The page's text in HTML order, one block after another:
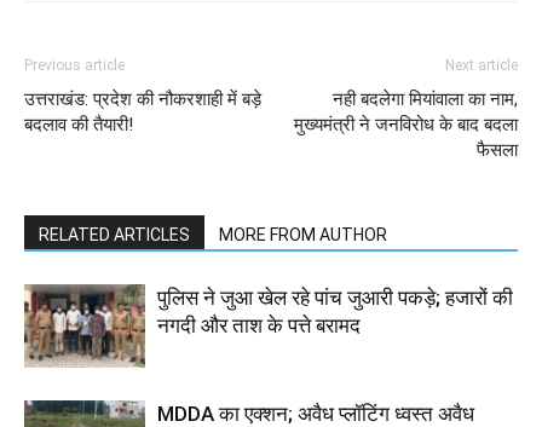
Previous article
उत्तराखंड: प्रदेश की नौकरशाही में बड़े
बदलाव की तैयारी!
Next article
नही बदलेगा मियांवाला का नाम,
मुख्यमंत्री ने जनविरोध के बाद बदला
फैसला
RELATED ARTICLES MORE FROM AUTHOR
पुलिस ने जुआ खेल रहे पांच जुआरी पकड़े; हजारों की
नगदी और ताश के पत्ते बरामद
MDDA का एक्शन; अवैध प्लॉटिंग ध्वस्त अवैध